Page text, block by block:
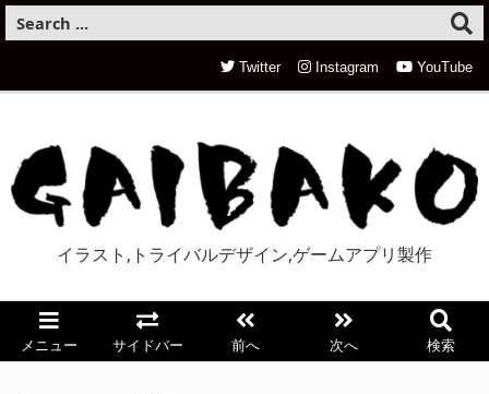
イラスト,トライバルデザイン,ゲームアプリ製作
メニュー サイドバー 前へ 次へ 検索
Twitter Instagram YouTube